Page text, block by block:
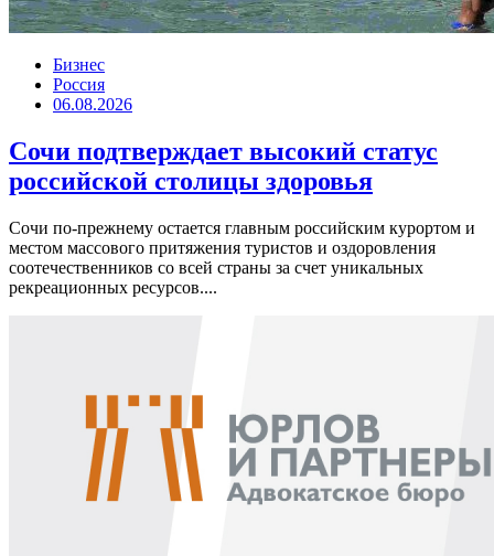
Бизнес
Россия
06.08.2026
Сочи подтверждает высокий статус
российской столицы здоровья
Сочи по-прежнему остается главным российским курортом и
местом массового притяжения туристов и оздоровления
соотечественников со всей страны за счет уникальных
рекреационных ресурсов....